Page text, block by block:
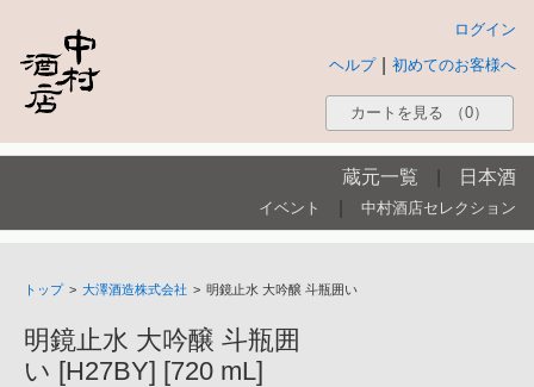
ログイン
初めてのお客様へ
ヘルプ
カートを見る （0）
蔵元一覧 日本酒
イベント 中村酒店セレクション
トップ > 大澤酒造株式会社 > 明鏡止水 大吟醸 斗瓶囲い
明鏡止水 大吟醸 斗瓶囲
い [H27BY] [720 mL]